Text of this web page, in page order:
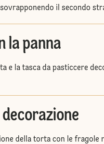
il secondo
la panna
e la tasca da pasticcere
decorazione
della torta con le fragole